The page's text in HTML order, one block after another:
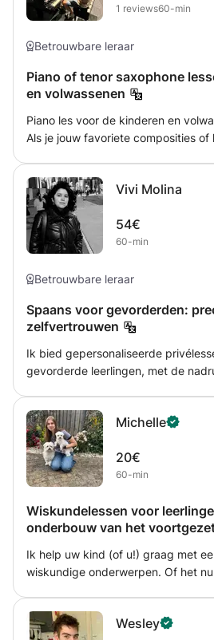
1 reviews60-min
Betrouwbare leraar
Piano of tenor saxophone
en volwassenen
Piano les voor de kinderen en
Als je jouw favoriete composities of
als je favoriete popcomposities
verdiepen wij ons in de
basisbeginselen van jazz. De
en eindigt bij het eindresultaat. Ik
volgen. Ik geef ook de lessen voor
Vivi Molina
54€
60-min
Betrouwbare leraar
Spaans voor gevorderden:
zelfvertrouwen
Ik bied gepersonaliseerde
gevorderde leerlingen, met de nadruk op: •
onderwerpen Of u nu uw schrijfvaardigheid wilt
verbeteren, u wilt voorbereiden op
meer zelfvertrouwen wilt spreken,
programma dat is afgestemd op uw doelen.
geven, wat u het beste uitkomt.
Michelle
20€
60-min
Wiskundelessen voor
onderbouw van het
Ik help uw kind (of u!) graag met
wiskundige onderwerpen. Of het
bekend met zowel het IB- als het
Wesley